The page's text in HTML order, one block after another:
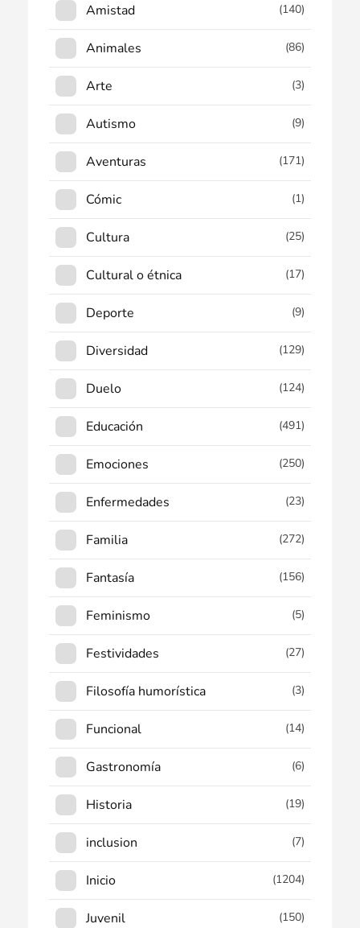
Amistad (140)
Animales (86)
Arte (3)
Autismo (9)
Aventuras (171)
Cómic (1)
Cultura (25)
Cultural o étnica (17)
Deporte (9)
Diversidad (129)
Duelo (124)
Educación (491)
Emociones (250)
Enfermedades (23)
Familia (272)
Fantasía (156)
Feminismo (5)
Festividades (27)
Filosofía humorística (3)
Funcional (14)
Gastronomía (6)
Historia (19)
inclusion (7)
Inicio (1204)
Juvenil (150)